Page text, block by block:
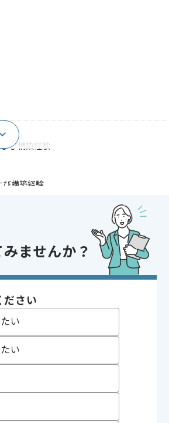
び構築経験
び構築経験
ございます！まずはお気軽にご相談ください！
ェクト , 新技術に積極的 , 40代活躍中 , BtoB
ませんか？
ださい
い
い